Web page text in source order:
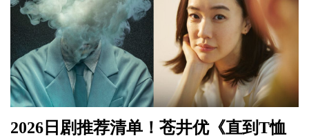
2026日剧推荐清单！苍井优《直到T恤